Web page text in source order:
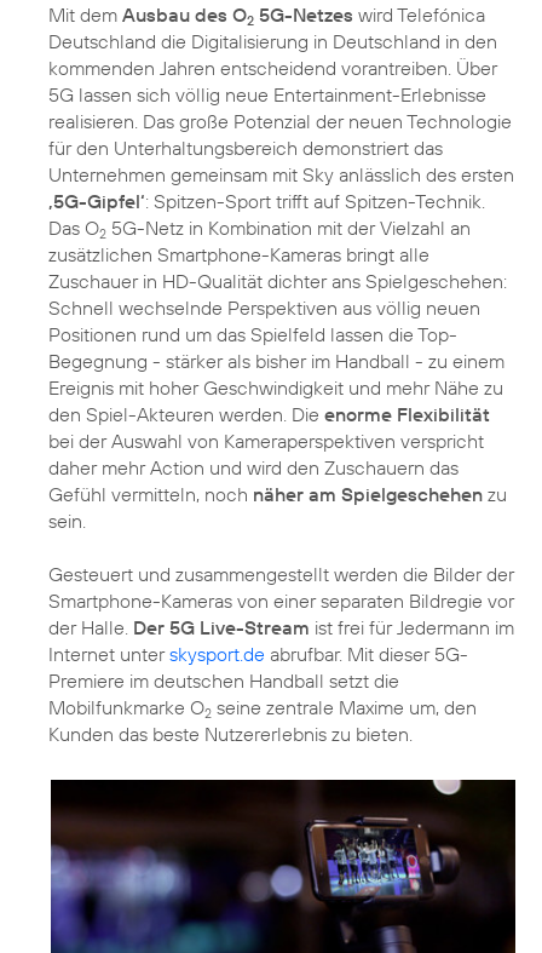
Mit dem Ausbau des O2 5G-Netzes wird Telefónica
Deutschland die Digitalisierung in Deutschland in den
kommenden Jahren entscheidend vorantreiben. Über
5G lassen sich völlig neue Entertainment-Erlebnisse
realisieren. Das große Potenzial der neuen Technologie
für den Unterhaltungsbereich demonstriert das
Unternehmen gemeinsam mit Sky anlässlich des ersten
‚5G-Gipfel‘: Spitzen-Sport trifft auf Spitzen-Technik.
Das O2 5G-Netz in Kombination mit der Vielzahl an
zusätzlichen Smartphone-Kameras bringt alle
Zuschauer in HD-Qualität dichter ans Spielgeschehen:
Schnell wechselnde Perspektiven aus völlig neuen
Positionen rund um das Spielfeld lassen die Top-
Begegnung - stärker als bisher im Handball - zu einem
Ereignis mit hoher Geschwindigkeit und mehr Nähe zu
den Spiel-Akteuren werden. Die enorme Flexibilität
bei der Auswahl von Kameraperspektiven verspricht
daher mehr Action und wird den Zuschauern das
Gefühl vermitteln, noch näher am Spielgeschehen zu
sein.
Gesteuert und zusammengestellt werden die Bilder der
Smartphone-Kameras von einer separaten Bildregie vor
der Halle. Der 5G Live-Stream ist frei für Jedermann im
Internet unterskysport.de abrufbar. Mit dieser 5G-
Premiere im deutschen Handball setzt die
Mobilfunkmarke O2 seine zentrale Maxime um, den
Kunden das beste Nutzererlebnis zu bieten.